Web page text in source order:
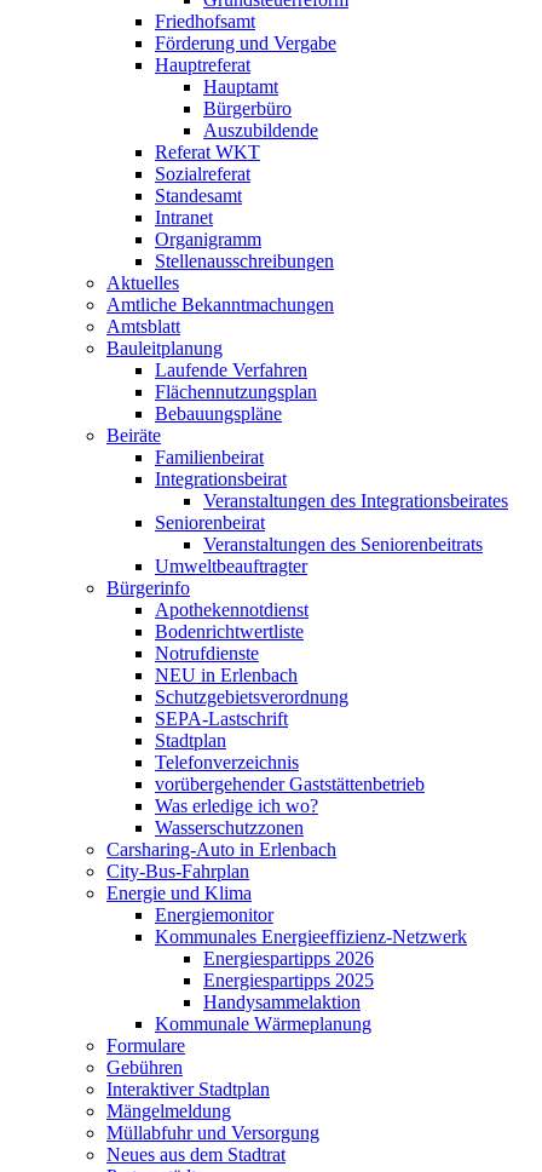
Friedhofsamt
Förderung und Vergabe
Hauptreferat
Hauptamt
Bürgerbüro
Auszubildende
Referat WKT
Sozialreferat
Standesamt
Intranet
Organigramm
Stellenausschreibungen
Aktuelles
Amtliche Bekanntmachungen
Amtsblatt
Bauleitplanung
Laufende Verfahren
Flächennutzungsplan
Bebauungspläne
Beiräte
Familienbeirat
Integrationsbeirat
Veranstaltungen des Integrationsbeirates
Seniorenbeirat
Veranstaltungen des Seniorenbeitrats
Umweltbeauftragter
Bürgerinfo
Apothekennotdienst
Bodenrichtwertliste
Notrufdienste
NEU in Erlenbach
Schutzgebietsverordnung
SEPA-Lastschrift
Stadtplan
Telefonverzeichnis
vorübergehender Gaststättenbetrieb
Was erledige ich wo?
Wasserschutzzonen
Carsharing-Auto in Erlenbach
City-Bus-Fahrplan
Energie und Klima
Energiemonitor
Kommunales Energieeffizienz-Netzwerk
Energiespartipps 2026
Energiespartipps 2025
Handysammelaktion
Kommunale Wärmeplanung
Formulare
Gebühren
Interaktiver Stadtplan
Mängelmeldung
Müllabfuhr und Versorgung
Neues aus dem Stadtrat